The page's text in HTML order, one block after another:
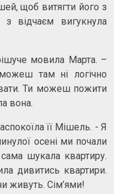
щоб витягти його з
відчаєм вигукнула
мовила Марта. –
там ні логічно
Ти можеш пожити
вона.
її Мішель. - Я
осені ми почали
шукала квартиру.
дивитись квартири.
живуть. Сім’ями!